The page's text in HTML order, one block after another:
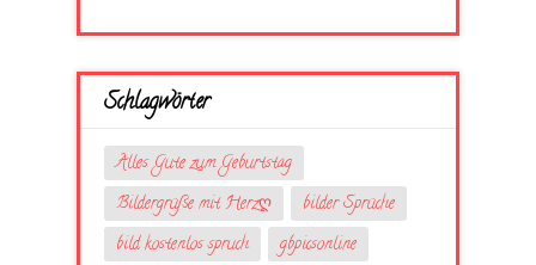
Schlagwörter
Alles Gute zum Geburtstag
Bildergrüße mit Herzღ
bilder Sprüche
bild kostenlos spruch
gbpicsonline